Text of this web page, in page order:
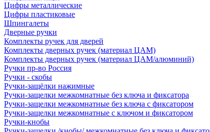
Цифры металлические
Цифры пластиковые
Шпингалеты
Дверные ручки
Комплекты ручек для дверей
Комплекты дверных ручек (материал ЦАМ)
Комплекты дверных ручек (материал ЦАМ/алюминий)
Ручки пр-во Россия
Ручки - скобы
Ручки-защёлки нажимные
Ручки-защелки межкомнатные без ключа и фиксатора
Ручки-защелки межкомнатные без ключа с фиксатором
Ручки-защелки межкомнатные с ключом и фиксатором
Ручки-кнобы